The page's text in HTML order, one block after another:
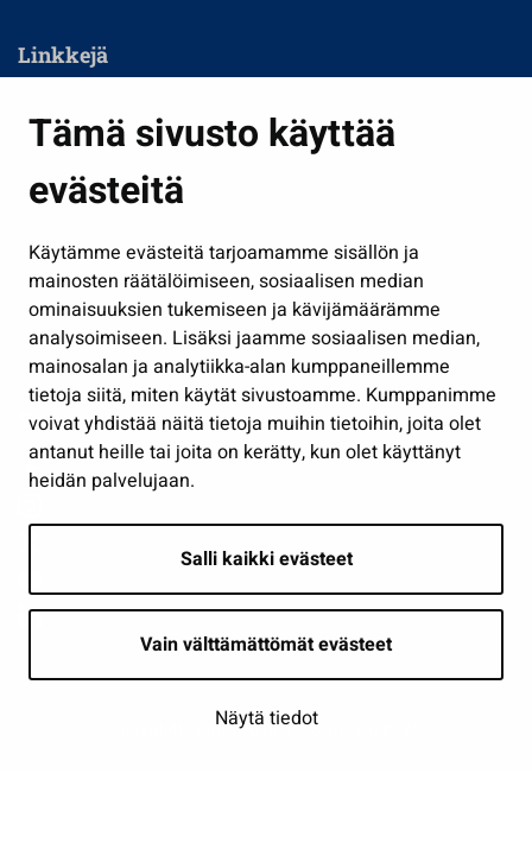
Tämä sivusto käyttää
evästeitä
Käytämme evästeitä tarjoamamme sisällön ja
mainosten räätälöimiseen, sosiaalisen median
ominaisuuksien tukemiseen ja kävijämäärämme
analysoimiseen. Lisäksi jaamme sosiaalisen median,
mainosalan ja analytiikka-alan kumppaneillemme
tietoja siitä, miten käytät sivustoamme. Kumppanimme
voivat yhdistää näitä tietoja muihin tietoihin, joita olet
antanut heille tai joita on kerätty, kun olet käyttänyt
heidän palvelujaan.
Salli kaikki evästeet
Vain välttämättömät evästeet
Näytä tiedot
Linkkejä
Kasvatus ja opetus
Kulttuuri ja liikunta
Työ ja yrittäminen
Osallistu ja asioi
Näytä omat evästeasetukseni
Seuraa meitä
Saavutettavuusseloste | © Seinäjoki 2026